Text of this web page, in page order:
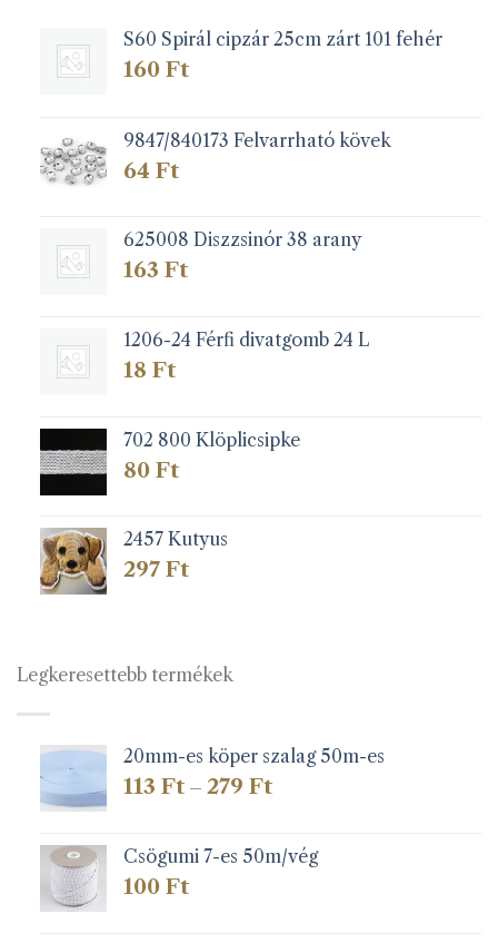
S60 Spirál cipzár 25cm zárt 101 fehér
160 Ft
9847/840173 Felvarrható kövek
64 Ft
625008 Diszzsinór 38 arany
163 Ft
1206-24 Férfi divatgomb 24 L
18 Ft
702 800 Klöplicsipke
80 Ft
2457 Kutyus
297 Ft
Legkeresettebb termékek
20mm-es köper szalag 50m-es
113 Ft – 279 FtÁrtartomány:
279 Ft
Csögumi 7-es 50m/vég
100 Ft